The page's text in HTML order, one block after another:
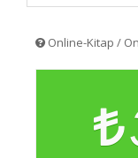
Online-Kitap /